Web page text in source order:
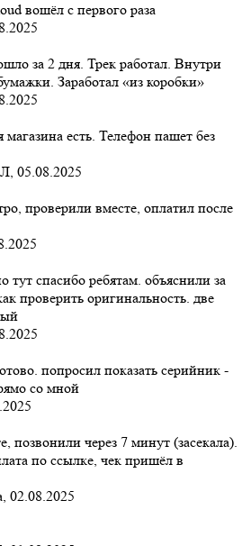
вошёл с первого раза
за 2 дня. Трек работал. Внутри
Заработал «из коробки»
есть. Телефон пашет без
, 05.08.2025
проверили вместе, оплатил после
тут спасибо ребятам. объяснили за
проверить оригинальность. две
попросил показать серийник -
со мной
позвонили через 7 минут (засекала).
по ссылке, чек пришёл в
, 02.08.2025